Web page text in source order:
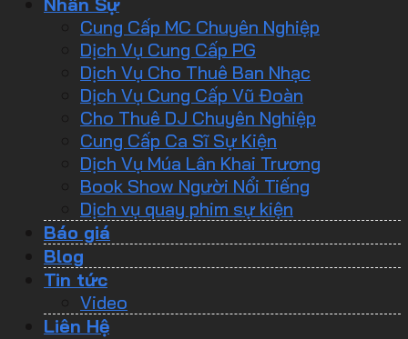
Cung Cấp MC Chuyên Nghiệp
Dịch Vụ Cung Cấp PG
Dịch Vụ Cho Thuê Ban Nhạc
Dịch Vụ Cung Cấp Vũ Đoàn
Cho Thuê DJ Chuyên Nghiệp
Cung Cấp Ca Sĩ Sự Kiện
Dịch Vụ Múa Lân Khai Trương
Book Show Người Nổi Tiếng
Dịch vụ quay phim sự kiện
Báo giá
Blog
Tin tức
Video
Liên Hệ